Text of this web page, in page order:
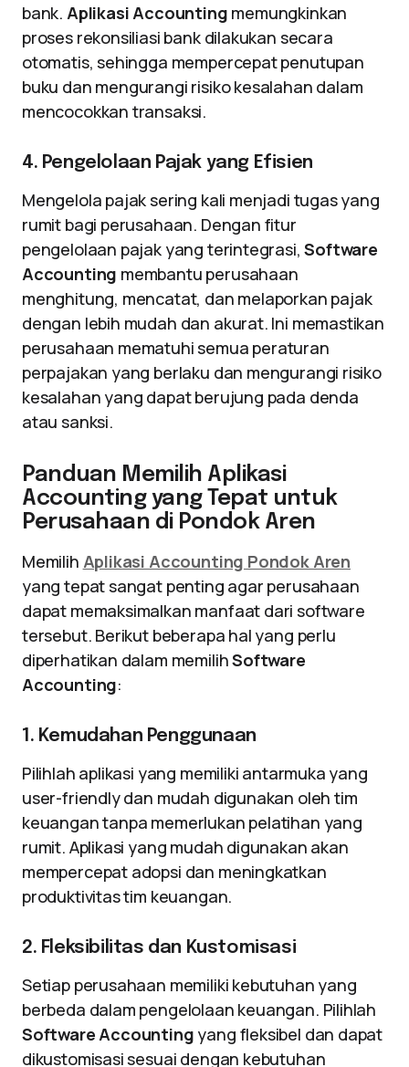
bank. Aplikasi Accounting memungkinkan
proses rekonsiliasi bank dilakukan secara
otomatis, sehingga mempercepat penutupan
buku dan mengurangi risiko kesalahan dalam
mencocokkan transaksi.
4. Pengelolaan Pajak yang Efisien
Mengelola pajak sering kali menjadi tugas yang
rumit bagi perusahaan. Dengan fitur
pengelolaan pajak yang terintegrasi,Software
Accounting membantu perusahaan
menghitung, mencatat, dan melaporkan pajak
dengan lebih mudah dan akurat. Ini memastikan
perusahaan mematuhi semua peraturan
perpajakan yang berlaku dan mengurangi risiko
kesalahan yang dapat berujung pada denda
atau sanksi.
Panduan Memilih Aplikasi
Accounting yang Tepat untuk
Perusahaan di Pondok Aren
Memilih Aplikasi Accounting Pondok Aren
yang tepat sangat penting agar perusahaan
dapat memaksimalkan manfaat dari software
tersebut. Berikut beberapa hal yang perlu
diperhatikan dalam memilihSoftware
Accounting:
1. Kemudahan Penggunaan
Pilihlah aplikasi yang memiliki antarmuka yang
user-friendly dan mudah digunakan oleh tim
keuangan tanpa memerlukan pelatihan yang
rumit. Aplikasi yang mudah digunakan akan
mempercepat adopsi dan meningkatkan
produktivitas tim keuangan.
2. Fleksibilitas dan Kustomisasi
Setiap perusahaan memiliki kebutuhan yang
berbeda dalam pengelolaan keuangan. Pilihlah
Software Accounting yang fleksibel dan dapat
dikustomisasi sesuai dengan kebutuhan